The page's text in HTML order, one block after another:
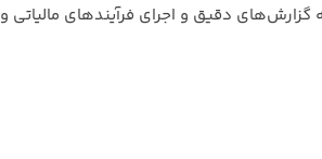
گزارش‌های دقیق و اجرای فرآیندهای مالیاتی و